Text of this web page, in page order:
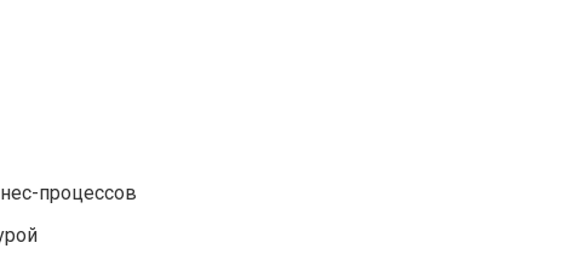
процессов